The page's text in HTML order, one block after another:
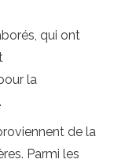
qui ont
la
de la
Parmi les